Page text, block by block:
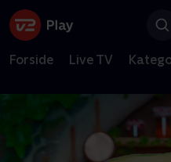
Forside Live TV